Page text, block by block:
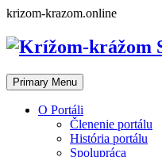
Skip
content
krizom-krazom.online
Primary Menu
O Portáli
Členenie portálu
História portálu
Spolupráca